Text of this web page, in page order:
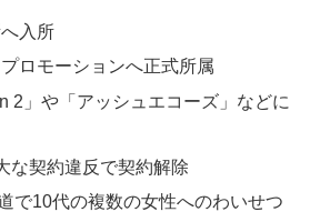
入所
ロモーションへ正式所属
2」や「アッシュエコーズ」などに
な契約違反で契約解除
で10代の複数の女性へのわいせつ